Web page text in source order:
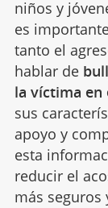
niños y
es
tanto el
hablar de
la víctima en
sus
apoyo y
esta
reducir el
más seguros